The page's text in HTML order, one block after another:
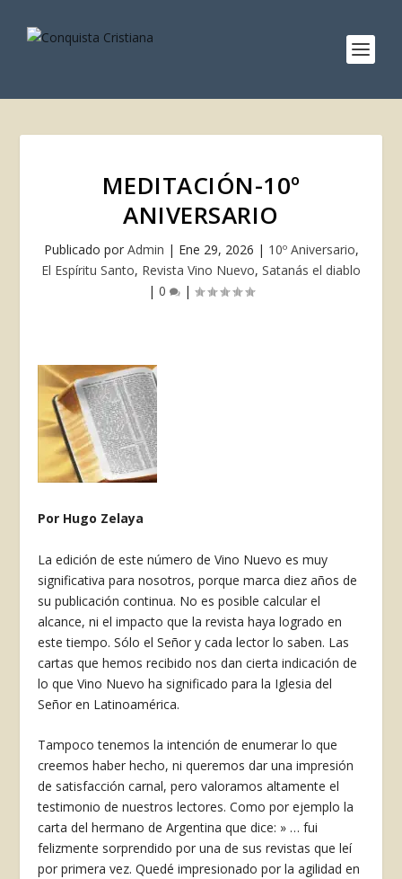
MEDITACIÓN-10º
ANIVERSARIO
Publicado por Admin | Ene 29, 2026 | 10º Aniversario,
El Espíritu Santo, Revista Vino Nuevo, Satanás el diablo
| 0 |
Por Hugo Zelaya
La edición de este número de Vino Nuevo es muy
significativa para noso­tros, porque marca diez años de
su pu­blicación continua. No es posible cal­cular el
alcance, ni el impacto que la revista haya logrado en
este tiempo. Sólo el Señor y cada lector lo saben. Las
cartas que hemos recibido nos dan cierta indicación de
lo que Vino Nuevo ha significado para la Iglesia del
Señor en Latinoamérica.
Tampoco tenemos la intención de enumerar lo que
creemos haber hecho, ni queremos dar una impresión
de satisfacción carnal, pero valoramos altamente el
testimonio de nuestros lectores. Como por ejemplo la
carta del hermano de Argentina que dice: » … fui
felizmente sorprendido por una de sus revistas que leí
por primera vez. Quedé impresionado por la agilidad en